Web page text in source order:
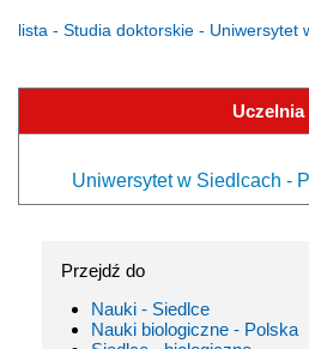
lista - Studia doktorskie - Uniwersytet
Uczelnia
Uniwersytet w Siedlcach -
Przejdź do
Nauki - Siedlce
Nauki biologiczne - Polska